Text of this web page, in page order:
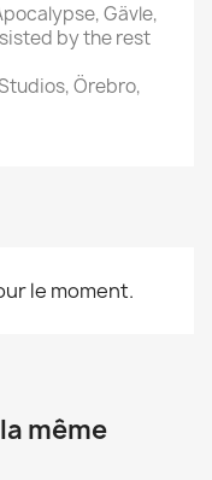
Gävle,
by the rest
Örebro,
le moment.
même